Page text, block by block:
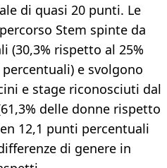
di quasi 20 punti. Le
Stem spinte da
rispetto al 25%
e svolgono
e stage riconosciuti dal
delle donne rispetto
12,1 punti percentuali
di genere in